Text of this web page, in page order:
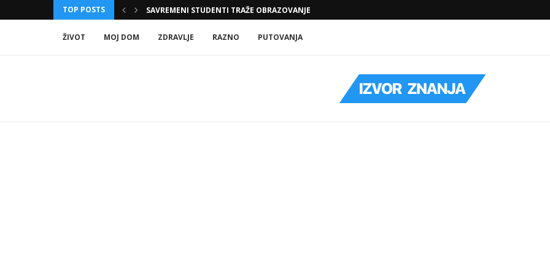
TOP POSTS
KAKO IH MOŽETE... SAVREMENI STUDENTI TRAŽE OBRAZOVANJE KOJE VODI KA KONKRETNIM...
ŽIVOT MOJ DOM ZDRAVLJE RAZNO PUTOVANJA